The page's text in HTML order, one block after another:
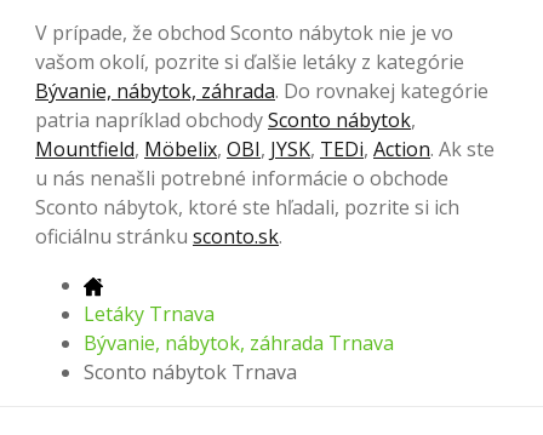
V prípade, že obchod Sconto nábytok nie je vo
vašom okolí, pozrite si ďalšie letáky z kategórie
Bývanie, nábytok, záhrada. Do rovnakej kategórie
patria napríklad obchodySconto nábytok,
Mountfield, Möbelix, OBI, JYSK, TEDi, Action. Ak ste
u nás nenašli potrebné informácie o obchode
Sconto nábytok, ktoré ste hľadali, pozrite si ich
oficiálnu stránku sconto.sk.
Letáky Trnava
Bývanie, nábytok, záhrada Trnava
Sconto nábytok Trnava